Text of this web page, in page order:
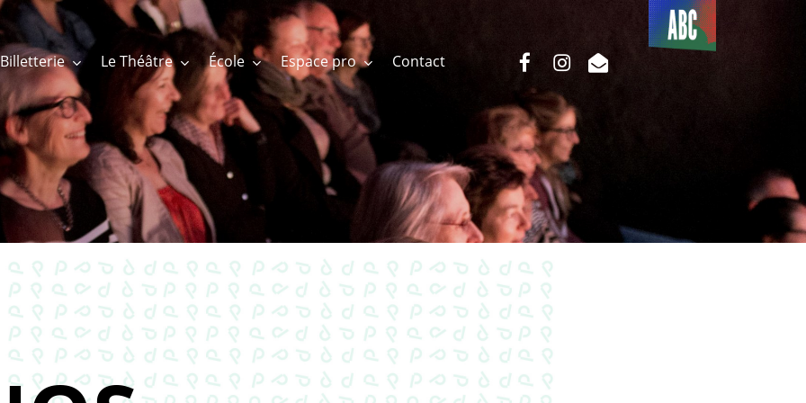
Billetterie Le Théâtre École Espace pro Contact
Du côté
de l’ABC
facebookinstagram
email